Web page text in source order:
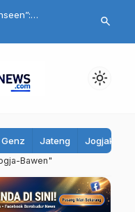
Leguna
FMKI Gelar
Magelang
search
light_mode
Genz Jateng Jogjakarta
Bawen"